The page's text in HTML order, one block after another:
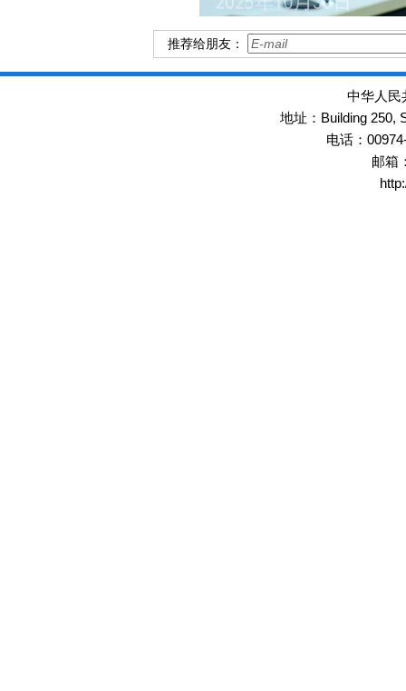
推荐给朋友：
中华人民
地址： Building 250,
电话：
邮箱